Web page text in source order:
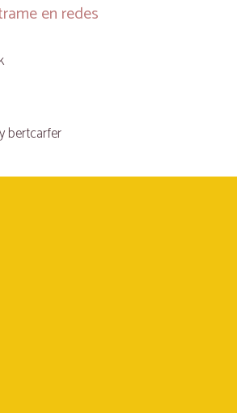
en redes
bertcarfer